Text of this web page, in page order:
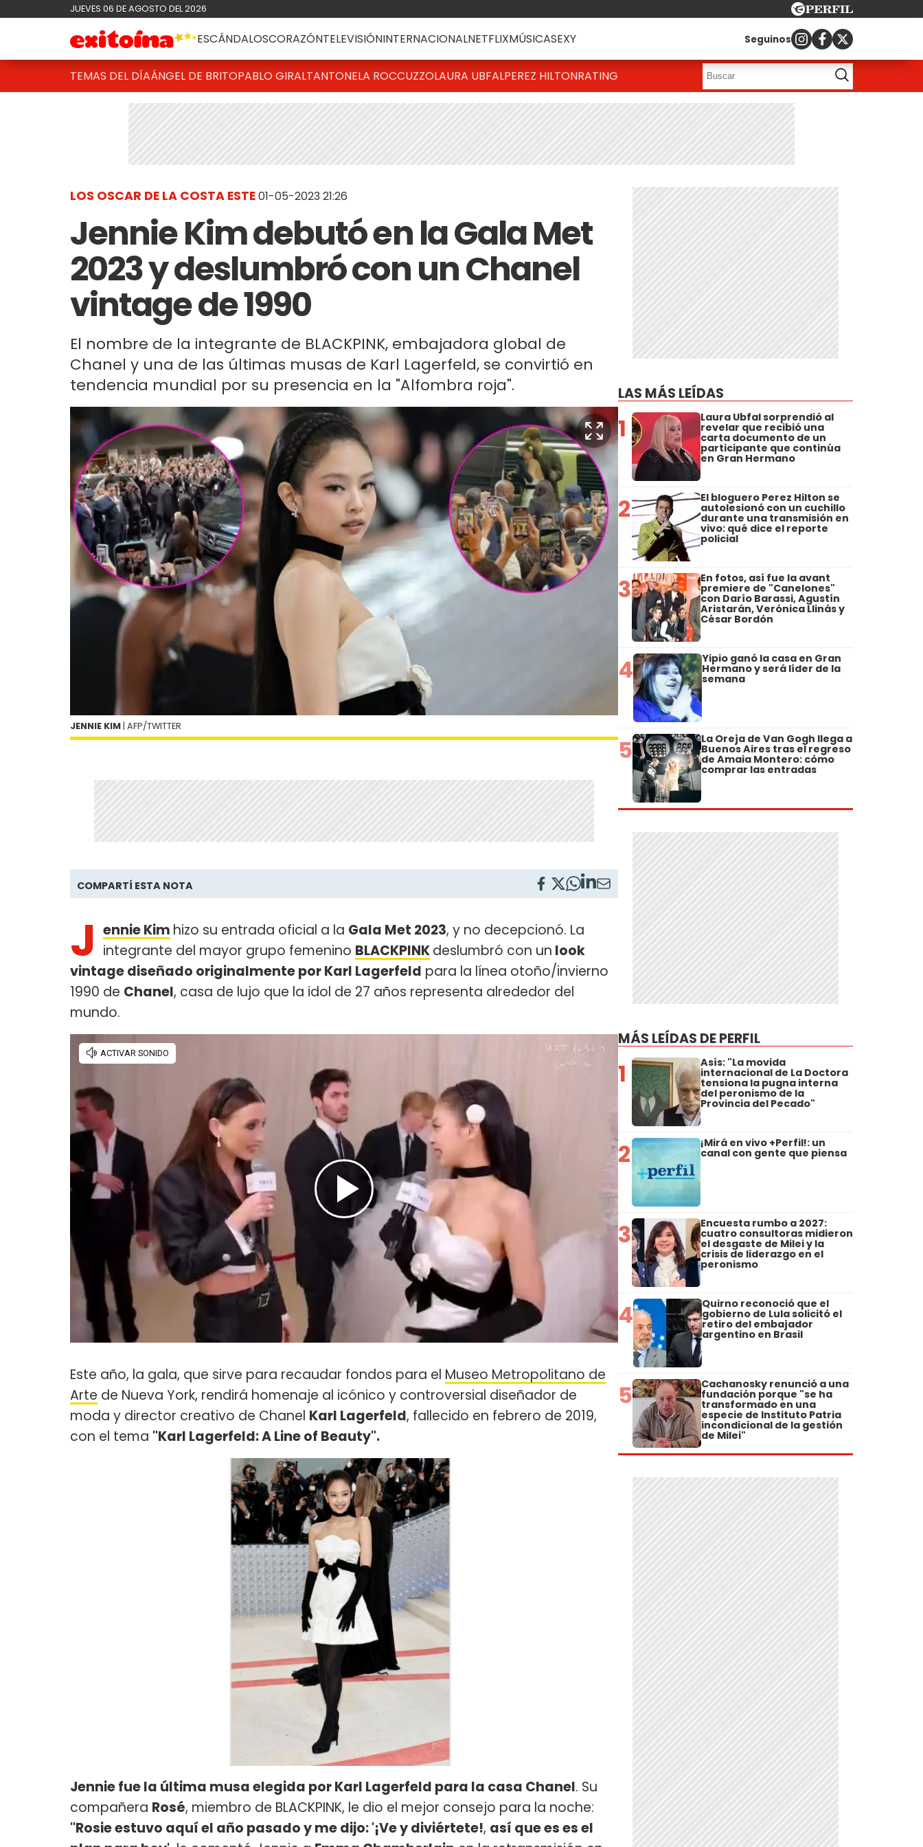
JUEVES 06 DE AGOSTO DEL 2026
ESCÁNDALOSCORAZÓNTELEVISIÓNINTERNACIONALNETFLIXMÚSICASEXY Seguinos
TEMAS DEL DÍAÁNGEL DE BRITOPABLO GIRALTANTONELA ROCCUZZOLAURA UBFALPEREZ HILTONRATING
LOS OSCAR DE LA COSTA ESTE01-05-2023 21:26
Jennie Kim debutó en la Gala Met
2023 y deslumbró con un Chanel
vintage de 1990
El nombre de la integrante de BLACKPINK, embajadora global de
Chanel y una de las últimas musas de Karl Lagerfeld, se convirtió en
tendencia mundial por su presencia en la "Alfombra roja".
JENNIE KIM | AFP/TWITTER
COMPARTÍ ESTA NOTA
J ennie Kim hizo su entrada oficial a la Gala Met 2023, y no decepcionó. La
integrante del mayor grupo femenino BLACKPINKdeslumbró con un look
vintage diseñado originalmente por Karl Lagerfeld para la línea otoño/invierno
1990 de Chanel, casa de lujo que la idol de 27 años representa alrededor del
mundo.
Este año, la gala, que sirve para recaudar fondos para el Museo Metropolitano de
Arte de Nueva York, rendirá homenaje al icónico y controversial diseñador de
moda y director creativo de Chanel Karl Lagerfeld, fallecido en febrero de 2019,
con el tema "Karl Lagerfeld: A Line of Beauty".
Jennie fue la última musa elegida por Karl Lagerfeld para la casa Chanel. Su
compañera Rosé, miembro de BLACKPINK, le dio el mejor consejo para la noche:
"Rosie estuvo aquí el año pasado y me dijo: '¡Ve y diviértete!, así que es es el
LAS MÁS LEÍDAS
1 Laura Ubfal sorprendió al
revelar que recibió una
carta documento de un
participante que continúa
en Gran Hermano
2 El bloguero Perez Hilton se
autolesionó con un cuchillo
durante una transmisión en
vivo: qué dice el reporte
policial
3 En fotos, así fue la avant
premiere de "Canelones"
con Darío Barassi, Agustín
Aristarán, Verónica Llinás y
César Bordón
4 Yipio ganó la casa en Gran
Hermano y será líder de la
semana
5 La Oreja de Van Gogh llega a
Buenos Aires tras el regreso
de Amaia Montero: cómo
comprar las entradas
MÁS LEÍDAS DE PERFIL
1 Asís: "La movida
internacional de La Doctora
tensiona la pugna interna
del peronismo de la
Provincia del Pecado"
2 ¡Mirá en vivo +Perfil!: un
canal con gente que piensa
3 Encuesta rumbo a 2027:
cuatro consultoras midieron
el desgaste de Milei y la
crisis de liderazgo en el
peronismo
4 Quirno reconoció que el
gobierno de Lula solicitó el
retiro del embajador
argentino en Brasil
5 Cachanosky renunció a una
fundación porque "se ha
transformado en una
especie de Instituto Patria
incondicional de la gestión
de Milei"